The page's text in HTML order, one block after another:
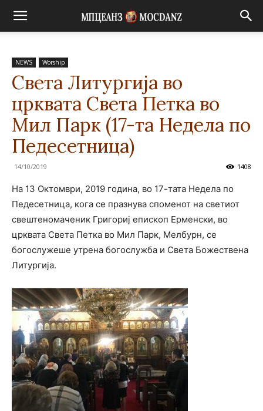
NEWS Worship
Света Литургија во
црквата Света Петка во
Мил Парк (17-та Недела по
Педесетница)
14/10/2019 1408
На 13 Октомври, 2019 година, во 17-тата Недела по
Педесетница, кога се празнува споменот на светиот
свештеномаченик Григориј епископ Ерменски, во
црквата Света Петка во Мил Парк, Мелбурн, се
богослужеше утрена богослужба и Света Божествена
Литургија.